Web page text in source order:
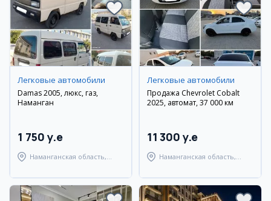
Легковые автомобили
Damas 2005, люкс, газ,
Наманган
1 750 y.e
Наманганская область,
Легковые автомобили
Продажа Chevrolet Cobalt
2025, автомат, 37 000 км
11 300 y.e
Наманганская область,